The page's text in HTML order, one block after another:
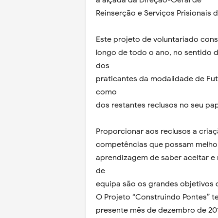
Reinserção e Serviços Prisionais
Este projeto de voluntariado
longo de todo o ano, no sentido
dos
praticantes da modalidade de
como
dos restantes reclusos no seu
Proporcionar aos reclusos a
competências que possam
aprendizagem de saber aceitar
de
equipa são os grandes objetivos
O Projeto “Construindo Pontes”
presente mês de dezembro de